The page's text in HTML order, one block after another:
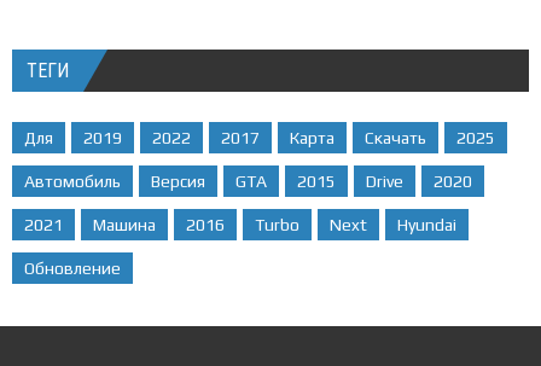
ТЕГИ
Для 2019 2022 2017 Карта Скачать 2025
Автомобиль Версия GTA 2015 Drive 2020
2021 Машина 2016 Turbo Next Hyundai
Обновление